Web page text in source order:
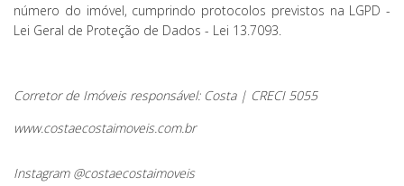
número do imóvel, cumprindo protocolos previstos na LGPD -
Lei Geral de Proteção de Dados - Lei 13.7093.
Corretor de Imóveis responsável: Costa | CRECI 5055
www.costaecostaimoveis.com.br
Instagram @costaecostaimoveis